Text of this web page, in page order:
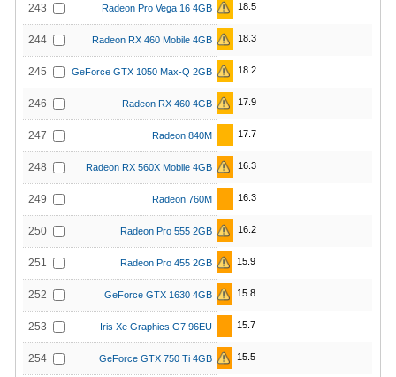
243 Radeon Pro Vega 16 4GB 18.5
244 Radeon RX 460 Mobile 4GB 18.3
245 GeForce GTX 1050 Max-Q 2GB 18.2
246 Radeon RX 460 4GB 17.9
247 Radeon 840M 17.7
248 Radeon RX 560X Mobile 4GB 16.3
249 Radeon 760M 16.3
250 Radeon Pro 555 2GB 16.2
251 Radeon Pro 455 2GB 15.9
252 GeForce GTX 1630 4GB 15.8
253 Iris Xe Graphics G7 96EU 15.7
254 GeForce GTX 750 Ti 4GB 15.5